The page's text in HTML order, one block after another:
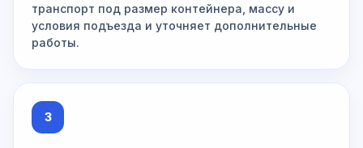
транспорт под размер контейнера, массу и
условия подъезда и уточняет дополнительные
работы.
3